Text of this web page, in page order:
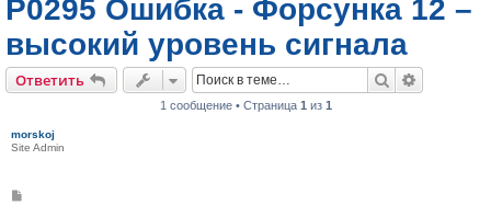
P0295 Ошибка - Форсунка 12 –
высокий уровень сигнала
Ответить Поиск
1 сообщение • Страница 1 из 1
morskoj
Site Admin